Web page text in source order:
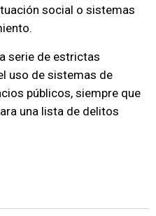
social o sistemas
serie de estrictas
uso de sistemas de
públicos, siempre que
una lista de delitos